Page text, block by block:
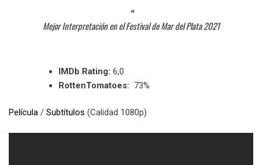
Mejor Interpretación en el Festival de Mar del Plata 2021
IMDb Rating: 6,0
RottenTomatoes: 73%
Película / Subtítulos (Calidad 1080p)